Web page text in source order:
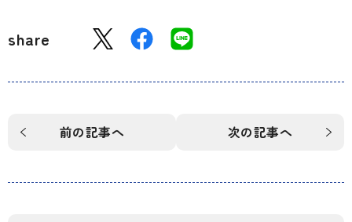
share
前の記事へ 次の記事へ